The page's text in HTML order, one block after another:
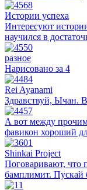
Истории успеха
Интересуют
научился в
разное
Нарисовано за 4
Rei Ayanami
Здравствуй, Ычан.
А вот между
фавикон хороший
Shinkai Project
Поговаривают, что
бамплимит. Пускай